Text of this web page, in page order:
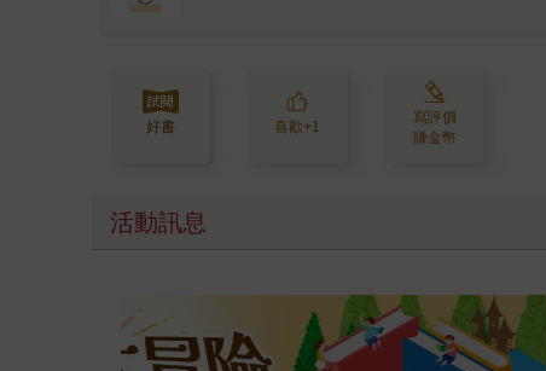
好書 喜歡+1
寫評價
賺金幣
活動訊息
PUGO